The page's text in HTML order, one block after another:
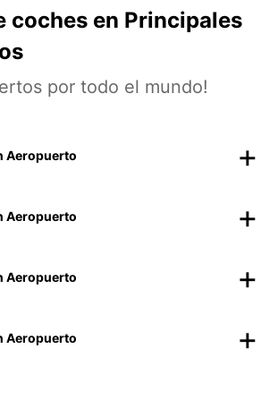
coches en Principales
por todo el mundo!
Aeropuerto
Aeropuerto
Aeropuerto
Aeropuerto